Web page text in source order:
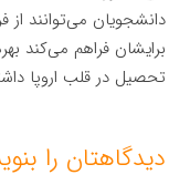
دانشجویان می‌توانند
برایشان فراهم می‌کند
تحصیل در قلب اروپا
دیدگاهتان را